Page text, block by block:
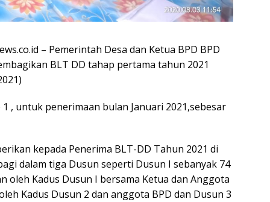
– Pemerintah Desa dan Ketua BPD BPD
BLT DD tahap pertama tahun 2021
, untuk penerimaan bulan Januari 2021,sebesar
kepada Penerima BLT-DD Tahun 2021 di
dalam tiga Dusun seperti Dusun I sebanyak 74
oleh Kadus Dusun I bersama Ketua dan Anggota
Kadus Dusun 2 dan anggota BPD dan Dusun 3